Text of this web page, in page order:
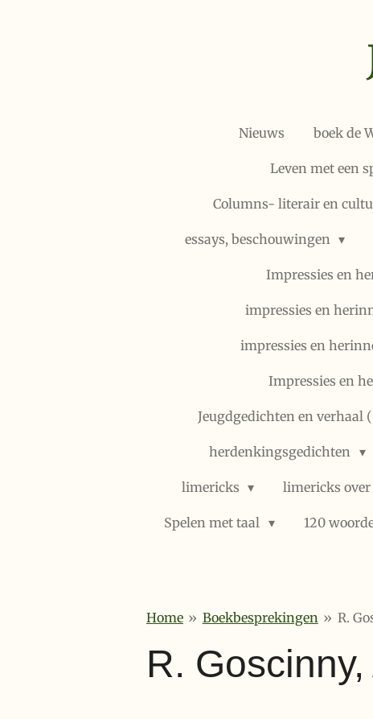
Nieuws boek de
Leven met een
Columns- literair en
essays, beschouwingen
Impressies en
impressies en
impressies en
Impressies en
Jeugdgedichten en verhaal
herdenkingsgedichten
limericks limericks
Spelen met taal 120
Home » Boekbesprekingen » R.
R.